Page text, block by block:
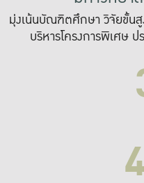
มุ่งเน้นบัณฑิตศึกษา วิจัยขั้น
บริหารโครงการพิเศษ